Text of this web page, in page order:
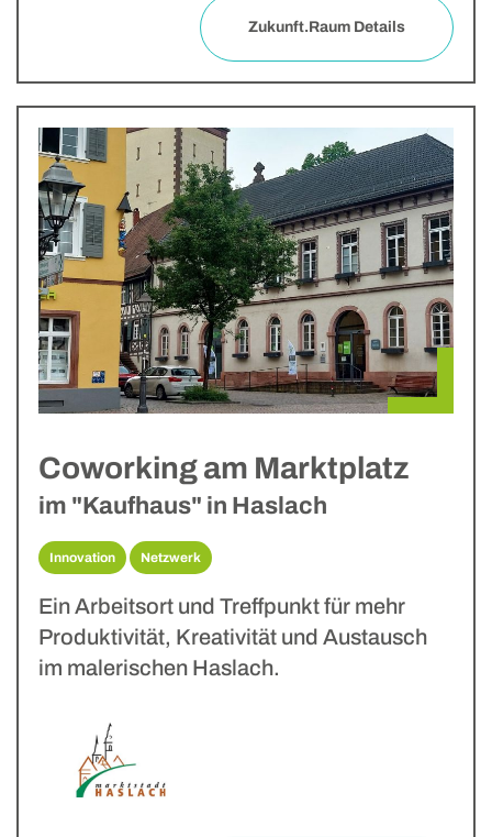
Zukunft.Raum Details
Coworking am Marktplatz
im "Kaufhaus" in Haslach
Innovation Netzwerk
Ein Arbeitsort und Treffpunkt für mehr
Produktivität, Kreativität und Austausch
im malerischen Haslach.